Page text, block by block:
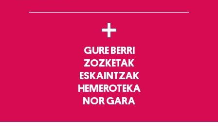
+
GURE BERRI
ZOZKETAK
ESKAINTZAK
HEMEROTEKA
NOR GARA